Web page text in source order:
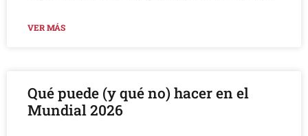
VER MÁS
Qué puede (y qué no) hacer en el
Mundial 2026